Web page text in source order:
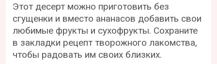
Этот десерт можно приготовить без
сгущенки и вместо ананасов добавить свои
любимые фрукты и сухофрукты. Сохраните
в закладки рецепт творожного лакомства,
чтобы радовать им своих близких.